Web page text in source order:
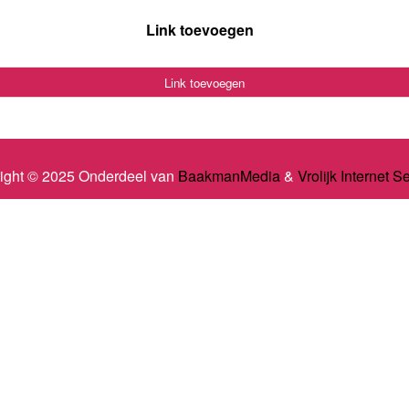
Link toevoegen
Link toevoegen
© 2025 Onderdeel van BaakmanMedia& Vrolijk Internet